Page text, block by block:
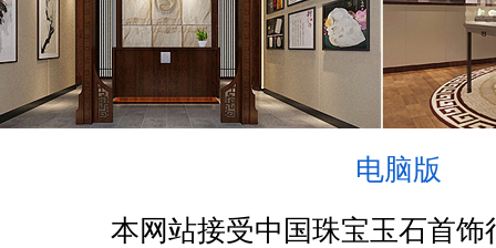
电脑版
本网站接受中国珠宝玉石首饰